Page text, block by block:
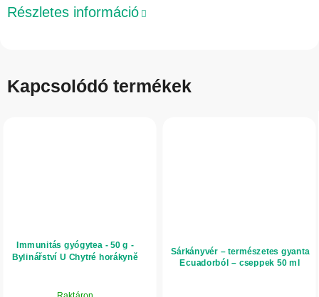
Részletes információ
Kapcsolódó termékek
Immunitás gyógytea - 50 g -
Bylinářství U Chytré horákyně
Sárkányvér – természetes gyanta
Ecuadorból – cseppek 50 ml